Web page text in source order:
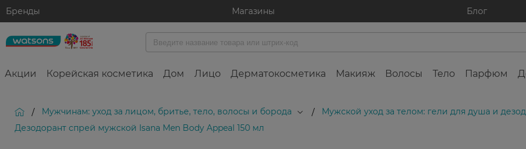
Бренды Магазины Блог
Акции Корейская косметика Дом Лицо Дерматокосметика Макияж Волосы Тело Парфюм
/ Мужчинам: уход за лицом, бритье, тело, волосы и борода / Мужской уход за телом: гели для душа и
Дезодорант спрей мужской Isana Men Body Appeal 150 мл